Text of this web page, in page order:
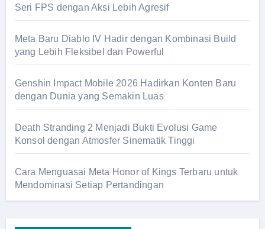
Seri FPS dengan Aksi Lebih Agresif
Meta Baru Diablo IV Hadir dengan Kombinasi Build
yang Lebih Fleksibel dan Powerful
Genshin Impact Mobile 2026 Hadirkan Konten Baru
dengan Dunia yang Semakin Luas
Death Stranding 2 Menjadi Bukti Evolusi Game
Konsol dengan Atmosfer Sinematik Tinggi
Cara Menguasai Meta Honor of Kings Terbaru untuk
Mendominasi Setiap Pertandingan